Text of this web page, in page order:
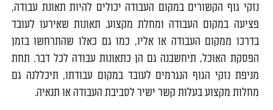
נזקי גוף הקשורים במקום העבודה יכולים להיות תאונת עבודה,
פציעה במקום העבודה ומחלת מקצוע. תאונות שאירעו לעובד
בדרכו ממקום העבודה או אליו, כמו גם כאלו שהתרחשו בזמן
הפסקת האוכל, תיחשבנה גם הן כתאונות עבודה לכל דבר. תחת
מניפת נזקי הגוף הנגרמים לעובד במקום עבודתו, תיכללנה גם
מחלות מקצוע בעלות קשר ישיר לסביבת העבודה או תנאיה.